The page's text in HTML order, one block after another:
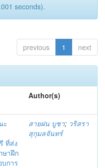
seconds).
previous 1 next
Author(s)
ะ
ที่ส่ง
ษาฝึก
การ
สายฝน บูชา; วริสรา
สุกุมลจันทร์